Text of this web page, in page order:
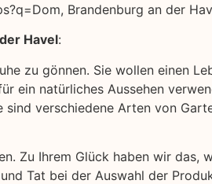
Brandenburg an der
Havel:
zu gönnen. Sie wollen einen
ein natürliches Aussehen
verschiedene Arten von
Zu Ihrem Glück haben wir das,
Tat bei der Auswahl der